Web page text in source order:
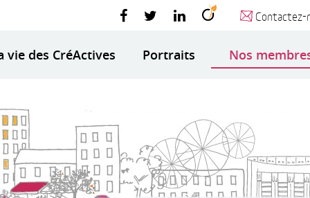
Contactez-
vie des CréActives Portraits Nos